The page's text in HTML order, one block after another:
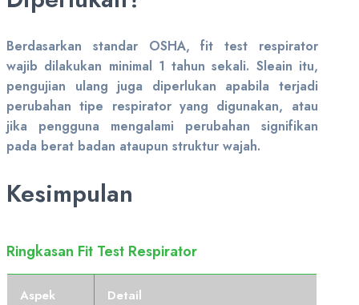
Berdasarkan standar OSHA, fit test respirator
wajib dilakukan minimal 1 tahun sekali. Sleain itu,
pengujian ulang juga diperlukan apabila terjadi
perubahan tipe respirator yang digunakan, atau
jika pengguna mengalami perubahan signifikan
pada berat badan ataupun struktur wajah.
Kesimpulan
Ringkasan Fit Test Respirator
Aspek Detail